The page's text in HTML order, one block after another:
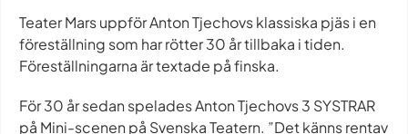
Teater Mars uppför Anton Tjechovs klassiska pjäs i en
föreställning som har rötter 30 år tillbaka i tiden.
Föreställningarna är textade på finska.
För 30 år sedan spelades Anton Tjechovs 3 SYSTRAR
på Mini-scenen på Svenska Teatern. ”Det känns rentav